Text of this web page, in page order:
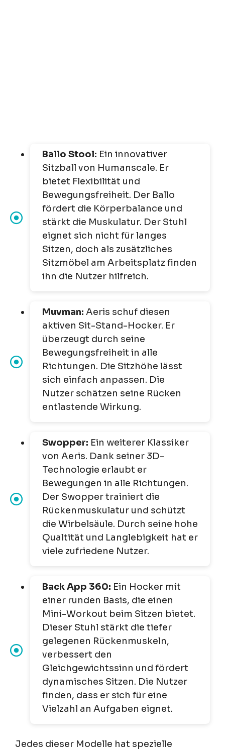
Ballo Stool: Ein innovativer
Sitzball von Humanscale. Er
bietet Flexibilität und
Bewegungsfreiheit. Der Ballo
fördert die Körperbalance und
stärkt die Muskulatur. Der Stuhl
eignet sich nicht für langes
Sitzen, doch als zusätzliches
Sitzmöbel am Arbeitsplatz finden
ihn die Nutzer hilfreich.
Muvman: Aeris schuf diesen
aktiven Sit-Stand-Hocker. Er
überzeugt durch seine
Bewegungsfreiheit in alle
Richtungen. Die Sitzhöhe lässt
sich einfach anpassen. Die
Nutzer schätzen seine Rücken
entlastende Wirkung.
Swopper: Ein weiterer Klassiker
von Aeris. Dank seiner 3D-
Technologie erlaubt er
Bewegungen in alle Richtungen.
Der Swopper trainiert die
Rückenmuskulatur und schützt
die Wirbelsäule. Durch seine hohe
Qualtität und Langlebigkeit hat er
viele zufriedene Nutzer.
Back App 360: Ein Hocker mit
einer runden Basis, die einen
Mini-Workout beim Sitzen bietet.
Dieser Stuhl stärkt die tiefer
gelegenen Rückenmuskeln,
verbessert den
Gleichgewichtssinn und fördert
dynamisches Sitzen. Die Nutzer
finden, dass er sich für eine
Vielzahl an Aufgaben eignet.
Jedes dieser Modelle hat spezielle